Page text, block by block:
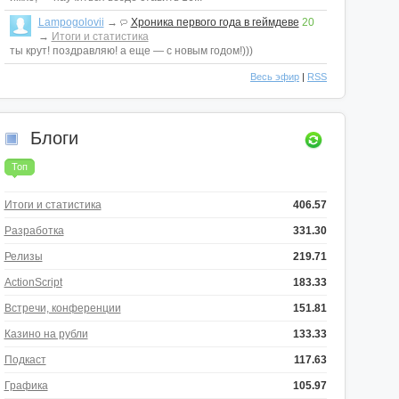
Lampogolovii → Хроника первого года в геймдеве 20
→ Итоги и статистика
ты крут! поздравляю! а еще — с новым годом!)))
Весь эфир| RSS
Блоги
Топ
Итоги и статистика 406.57
Разработка 331.30
Релизы 219.71
ActionScript 183.33
Встречи, конференции 151.81
Казино на рубли 133.33
Подкаст 117.63
Графика 105.97